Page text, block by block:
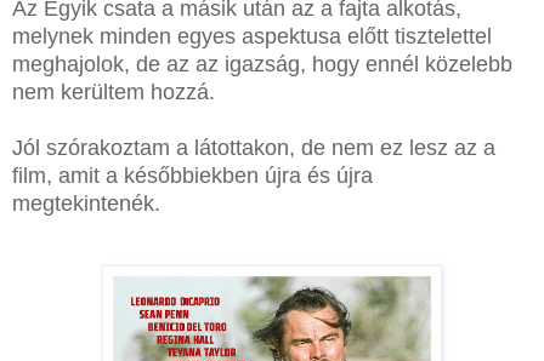
Az Egyik csata a másik után az a fajta alkotás,
melynek minden egyes aspektusa előtt tisztelettel
meghajolok, de az az igazság, hogy ennél közelebb
nem kerültem hozzá.
Jól szórakoztam a látottakon, de nem ez lesz az a
film, amit a későbbiekben újra és újra
megtekintenék.